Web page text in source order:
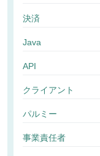
決済
Java
API
クライアント
パルミー
事業責任者